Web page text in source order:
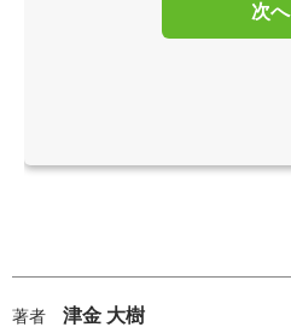
次へ
著者 津金 大樹